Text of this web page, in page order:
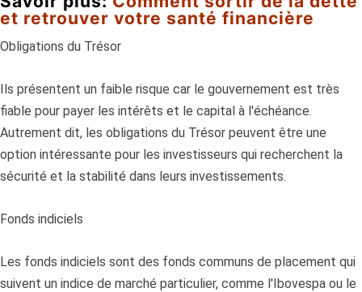
et retrouver votre santé financière
Obligations du Trésor
Ils présentent un faible risque car le gouvernement est très
fiable pour payer les intérêts et le capital à l'échéance.
Autrement dit, les obligations du Trésor peuvent être une
option intéressante pour les investisseurs qui recherchent la
sécurité et la stabilité dans leurs investissements.
Fonds indiciels
Les fonds indiciels sont des fonds communs de placement qui
suivent un indice de marché particulier, comme l'Ibovespa ou le